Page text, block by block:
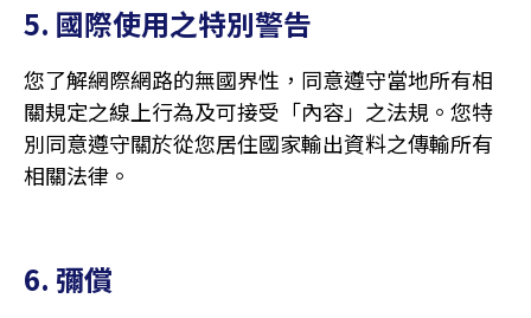
5. 國際使用之特別警告
您了解網際網路的無國界性，同意遵守當地所有相
關規定之線上行為及可接受「內容」之法規。您特
別同意遵守關於從您居住國家輸出資料之傳輸所有
相關法律。
6. 彌償